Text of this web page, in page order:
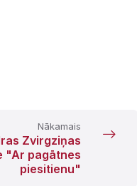
Nākamais
Zvirgziņas
"Ar pagātnes
piesitienu"